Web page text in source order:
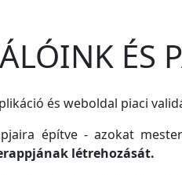
ÉS
és weboldal piaci
építve - azokat
létrehozását.